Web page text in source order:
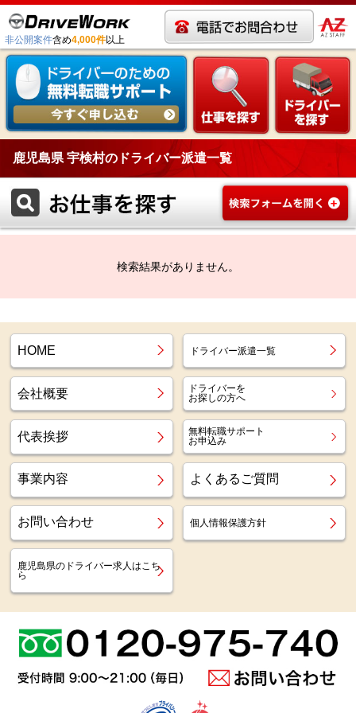
非公開案件含め4,000件以上
鹿児島県 宇検村のドライバー派遣一覧
検索結果がありません。
HOME ドライバー派遣一覧
会社概要
ドライバーを
お探しの方へ
代表挨拶
無料転職サポート
お申込み
事業内容 よくあるご質問
お問い合わせ 個人情報保護方針
鹿児島県のドライバー求人はこち
ら